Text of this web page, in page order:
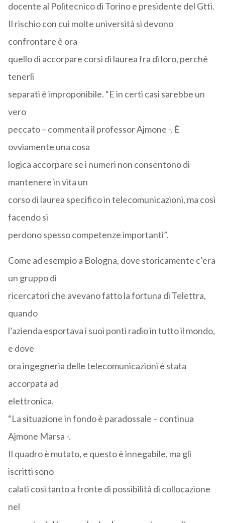
docente al Politecnico di Torino e presidente del Gtti.
Il rischio con cui molte università si devono
confrontare è ora
quello di accorpare corsi di laurea fra di loro, perché
tenerli
separati è improponibile. “E in certi casi sarebbe un
vero
peccato – commenta il professor Ajmone -. È
ovviamente una cosa
logica accorpare se i numeri non consentono di
mantenere in vita un
corso di laurea specifico in telecomunicazioni, ma così
facendo si
perdono spesso competenze importanti”.
Come ad esempio a Bologna, dove storicamente c’era
un gruppo di
ricercatori che avevano fatto la fortuna di Telettra,
quando
l’azienda esportava i suoi ponti radio in tutto il mondo,
e dove
ora ingegneria delle telecomunicazioni è stata
accorpata ad
elettronica.
“La situazione in fondo è paradossale – continua
Ajmone Marsa -.
Il quadro è mutato, e questo è innegabile, ma gli
iscritti sono
calati così tanto a fronte di possibilità di collocazione
nel